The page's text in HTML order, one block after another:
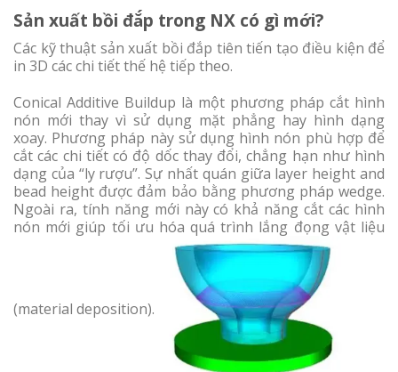
Sản xuất bồi đắp trong NX có gì mới?
Các kỹ thuật sản xuất bồi đắp tiên tiến tạo điều kiện để
in 3D các chi tiết thế hệ tiếp theo.
Conical Additive Buildup là một phương pháp cắt hình
nón mới thay vì sử dụng mặt phẳng hay hình dạng
xoay. Phương pháp này sử dụng hình nón phù hợp để
cắt các chi tiết có độ dốc thay đổi, chẳng hạn như hình
dạng của “ly rượu”. Sự nhất quán giữa layer height and
bead height được đảm bảo bằng phương pháp wedge.
Ngoài ra, tính năng mới này có khả năng cắt các hình
nón mới giúp tối ưu hóa quá trình lắng đọng vật liệu
(material deposition).